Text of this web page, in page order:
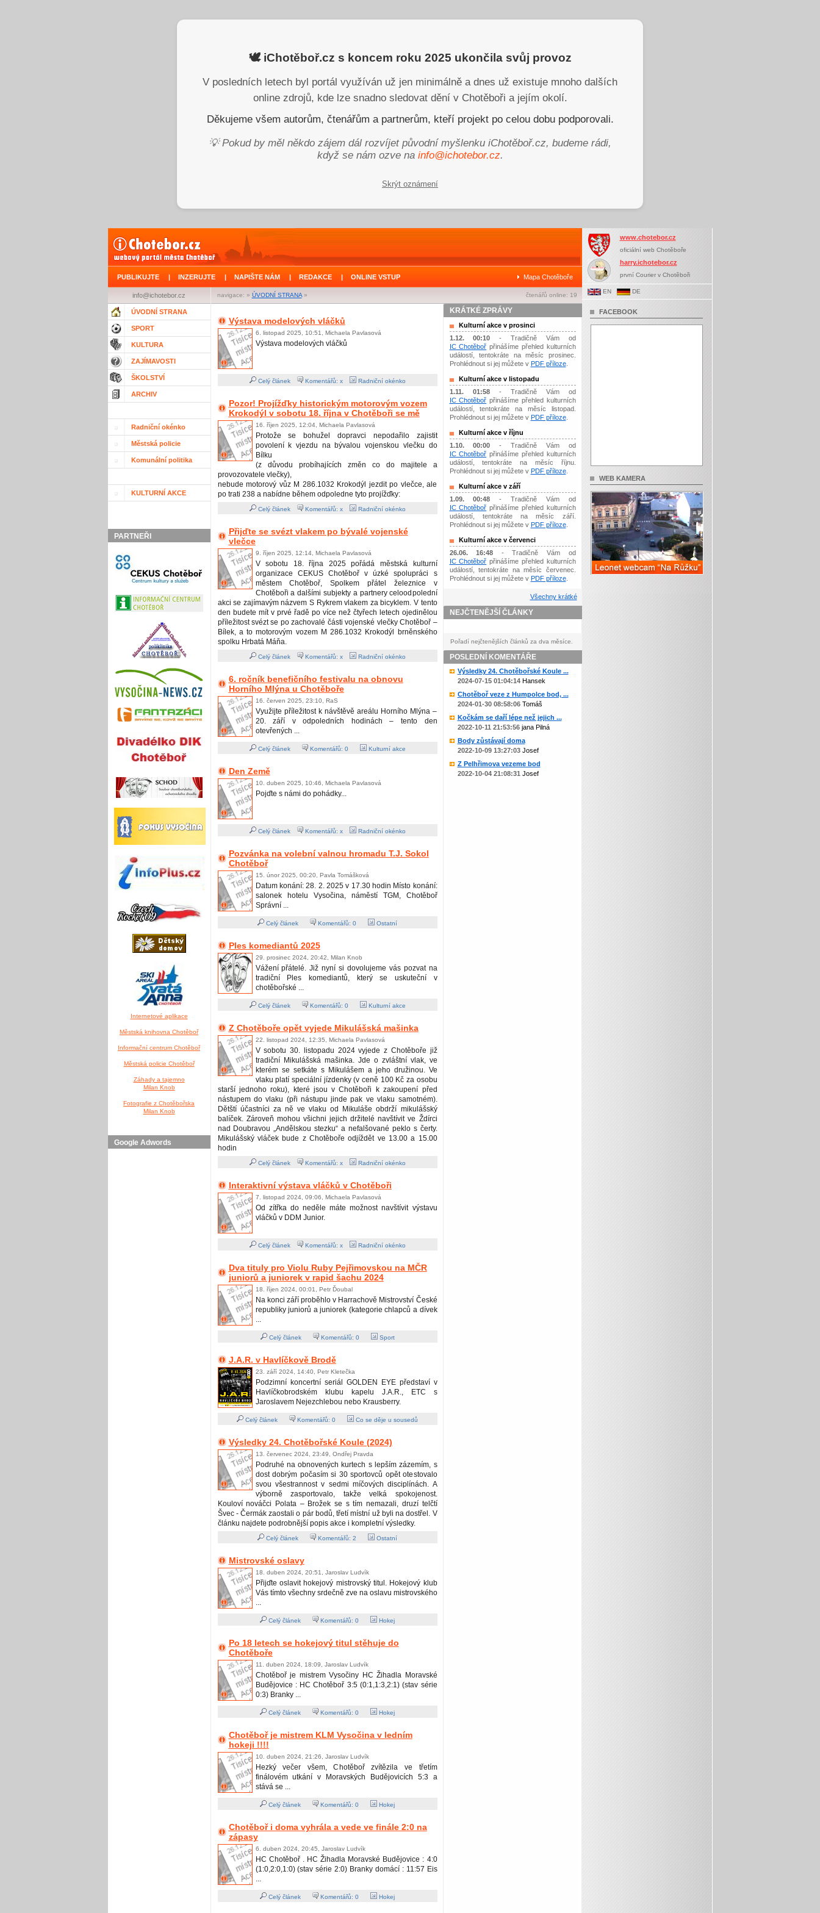
🕊️ iChotěboř.cz s koncem roku 2025 ukončila svůj provoz
V posledních letech byl portál využíván už jen minimálně a dnes už existuje mnoho dalších
online zdrojů, kde lze snadno sledovat dění v Chotěboři a jejím okolí.
Děkujeme všem autorům, čtenářům a partnerům, kteří projekt po celou dobu podporovali.
💡 Pokud by měl někdo zájem dál rozvíjet původní myšlenku iChotěboř.cz, budeme rádi,
když se nám ozve na info@ichotebor.cz.
Skrýt oznámení
PUBLIKUJTE | INZERUJTE | NAPIŠTE NÁM | REDAKCE | ONLINE VSTUP Mapa Chotěboře
navigace: » ÚVODNÍ STRANA» čtenářů online: 19
info@ichotebor.cz
ÚVODNÍ STRANA
SPORT
KULTURA
ZAJÍMAVOSTI
ŠKOLSTVÍ
ARCHIV
Radniční okénko
Městská policie
Komunální politika
KULTURNÍ AKCE
PARTNEŘI
Internetové aplikace
Městská knihovna Chotěboř
Informační centrum Chotěboř
Městská policie Chotěboř
Záhady a tajemno
Milan Knob
Fotografie z Chotěbořska
Milan Knob
Google Adwords
Výstava modelových vláčků
6. listopad 2025, 10:51, Michaela Pavlasová
Výstava modelových vláčků
Celý článek Komentářů: x Radniční okénko
Pozor! Projížďky historickým motorovým vozem
Krokodýl v sobotu 18. října v Chotěboři se mě
16. říjen 2025, 12:04, Michaela Pavlasová
Protože se bohužel dopravci nepodařilo zajistit
povolení k vjezdu na bývalou vojenskou vlečku do
Bílku
(z důvodu probíhajících změn co do majitele a
provozovatele vlečky),
nebude motorový vůz M 286.1032 Krokodýl jezdit po vlečce, ale
po trati 238 a nabídne během odpoledne tyto projížďky:
Celý článek Komentářů: x Radniční okénko
Přijďte se svézt vlakem po bývalé vojenské
vlečce
9. říjen 2025, 12:14, Michaela Pavlasová
V sobotu 18. října 2025 pořádá městská kulturní
organizace CEKUS Chotěboř v úzké spolupráci s
městem Chotěboř, Spolkem přátel železnice v
Chotěboři a dalšími subjekty a partnery celoodpolední
akci se zajímavým názvem S Rykrem vlakem za bicyklem. V tento
den budete mít v prvé řadě po více než čtyřech letech ojedinělou
příležitost svézt se po zachovalé části vojenské vlečky Chotěboř –
Bílek, a to motorovým vozem M 286.1032 Krokodýl brněnského
spolku Hrbatá Máňa.
Celý článek Komentářů: x Radniční okénko
6. ročník benefičního festivalu na obnovu
Horního Mlýna u Chotěboře
16. červen 2025, 23:10, RaS
Využijte příležitost k návštěvě areálu Horního Mlýna –
20. září v odpoledních hodinách – tento den
otevřených ...
Celý článek Komentářů: 0 Kulturní akce
Den Země
10. duben 2025, 10:46, Michaela Pavlasová
Pojďte s námi do pohádky...
Celý článek Komentářů: x Radniční okénko
Pozvánka na volební valnou hromadu T.J. Sokol
Chotěboř
15. únor 2025, 00:20, Pavla Tomášková
Datum konání: 28. 2. 2025 v 17.30 hodin Místo konání:
salonek hotelu Vysočina, náměstí TGM, Chotěboř
Správní ...
Celý článek Komentářů: 0 Ostatní
Ples komediantů 2025
29. prosinec 2024, 20:42, Milan Knob
Vážení přátelé. Již nyní si dovolujeme vás pozvat na
tradiční Ples komediantů, který se uskuteční v
chotěbořské ...
Celý článek Komentářů: 0 Kulturní akce
Z Chotěboře opět vyjede Mikulášská mašinka
22. listopad 2024, 12:35, Michaela Pavlasová
V sobotu 30. listopadu 2024 vyjede z Chotěboře již
tradiční Mikulášská mašinka. Jde o zvláštní vlak, ve
kterém se setkáte s Mikulášem a jeho družinou. Ve
vlaku platí speciální jízdenky (v ceně 100 Kč za osobu
starší jednoho roku), které jsou v Chotěboři k zakoupení před
nástupem do vlaku (při nástupu jinde pak ve vlaku samotném).
Dětští účastníci za ně ve vlaku od Mikuláše obdrží mikulášský
balíček. Zároveň mohou všichni jejich držitelé navštívit ve Ždírci
nad Doubravou „Andělskou stezku“ a nefalšované peklo s čerty.
Mikulášský vláček bude z Chotěboře odjíždět ve 13.00 a 15.00
hodin
Celý článek Komentářů: x Radniční okénko
Interaktivní výstava vláčků v Chotěboři
7. listopad 2024, 09:06, Michaela Pavlasová
Od zítřka do neděle máte možnost navštívit výstavu
vláčků v DDM Junior.
Celý článek Komentářů: x Radniční okénko
Dva tituly pro Violu Ruby Pejřimovskou na MČR
juniorů a juniorek v rapid šachu 2024
18. říjen 2024, 00:01, Petr Ďoubal
Na konci září proběhlo v Harrachově Mistrovství České
republiky juniorů a juniorek (kategorie chlapců a dívek
...
Celý článek Komentářů: 0 Sport
J.A.R. v Havlíčkově Brodě
23. září 2024, 14:40, Petr Kletečka
Podzimní koncertní seriál GOLDEN EYE představí v
Havlíčkobrodském klubu kapelu J.A.R., ETC s
Jaroslavem Nejezchlebou nebo Krausberry.
Celý článek Komentářů: 0 Co se děje u sousedů
Výsledky 24. Chotěbořské Koule (2024)
13. červenec 2024, 23:49, Ondřej Pravda
Podruhé na obnovených kurtech s lepším zázemím, s
dost dobrým počasím si 30 sportovců opět otestovalo
svou všestrannost v sedmi míčových disciplínách. A
výborně zasportovalo, takže velká spokojenost.
Kouloví nováčci Polata – Brožek se s tím nemazali, druzí telčtí
Švec - Čermák zaostali o pár bodů, třetí místní už byli na dostřel. V
článku najdete podrobnější popis akce i kompletní výsledky.
Celý článek Komentářů: 2 Ostatní
Mistrovské oslavy
18. duben 2024, 20:51, Jaroslav Ludvík
Přijďte oslavit hokejový mistrovský titul. Hokejový klub
Vás tímto všechny srdečně zve na oslavu mistrovského
...
Celý článek Komentářů: 0 Hokej
Po 18 letech se hokejový titul stěhuje do
Chotěboře
11. duben 2024, 18:09, Jaroslav Ludvík
Chotěboř je mistrem Vysočiny HC Žihadla Moravské
Budějovice : HC Chotěboř 3:5 (0:1,1:3,2:1) (stav série
0:3) Branky ...
Celý článek Komentářů: 0 Hokej
Chotěboř je mistrem KLM Vysočina v ledním
hokeji !!!!
10. duben 2024, 21:26, Jaroslav Ludvík
Hezký večer všem, Chotěboř zvítězila ve třetím
finálovém utkání v Moravských Budějovicích 5:3 a
stává se ...
Celý článek Komentářů: 0 Hokej
Chotěboř i doma vyhrála a vede ve finále 2:0 na
zápasy
6. duben 2024, 20:45, Jaroslav Ludvík
HC Chotěboř . HC Žihadla Moravské Budějovice : 4:0
(1:0,2:0,1:0) (stav série 2:0) Branky domácí : 11:57 Eis
...
Celý článek Komentářů: 0 Hokej
KRÁTKÉ ZPRÁVY
Kulturní akce v prosinci
1.12. 00:10 - Tradičně Vám od
IC Chotěboř přinášíme přehled kulturních
událostí, tentokráte na měsíc prosinec.
Prohlédnout si jej můžete v PDF příloze.
Kulturní akce v listopadu
1.11. 01:58- Tradičně Vám od
IC Chotěboř přinášíme přehled kulturních
událostí, tentokráte na měsíc listopad.
Prohlédnout si jej můžete v PDF příloze.
Kulturní akce v říjnu
1.10. 00:00 - Tradičně Vám od
IC Chotěboř přinášíme přehled kulturních
událostí, tentokráte na měsíc říjnu.
Prohlédnout si jej můžete v PDF příloze.
Kulturní akce v září
1.09. 00:48 - Tradičně Vám od
IC Chotěboř přinášíme přehled kulturních
událostí, tentokráte na měsíc září.
Prohlédnout si jej můžete v PDF příloze.
Kulturní akce v červenci
26.06. 16:48 - Tradičně Vám od
IC Chotěboř přinášíme přehled kulturních
událostí, tentokráte na měsíc červenec.
Prohlédnout si jej můžete v PDF příloze.
Všechny krátké
NEJČTENĚJŠÍ ČLÁNKY
Pořadí nejčtenějších článků za dva měsíce.
POSLEDNÍ KOMENTÁŘE
Výsledky 24. Chotěbořské Koule ...
2024-07-15 01:04:14Hansek
Chotěboř veze z Humpolce bod, ...
2024-01-30 08:58:06Tomáš
Kočkám se daří lépe než jejich ...
2022-10-11 21:53:56jana Pilná
Body zůstávají doma
2022-10-09 13:27:03Josef
Z Pelhřimova vezeme bod
2022-10-04 21:08:31 Josef
www.chotebor.cz
oficiální web Chotěboře
harry.ichotebor.cz
první Courier v Chotěboři
EN DE
FACEBOOK
WEB KAMERA